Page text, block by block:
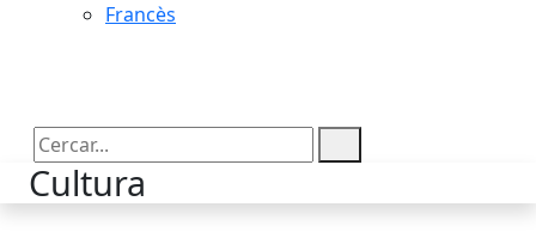
Francès
Cercar:
Cultura